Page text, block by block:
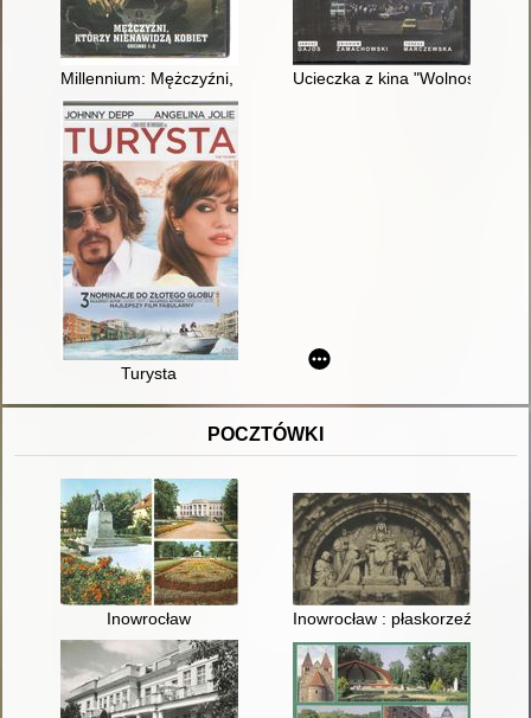
Millennium: Mężczyźni, którzy nienawidzą kobiet Millennium:
Ucieczka z kina "Wolność" =
Turysta
POCZTÓWKI
Inowrocław Inowrocław : płaskorzeźba